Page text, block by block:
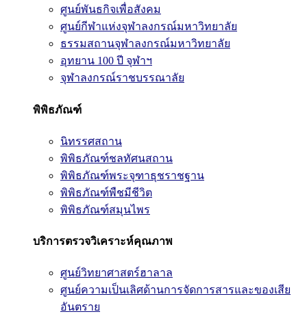
ศูนย์พันธกิจเพื่อสังคม
ศูนย์กีฬาแห่งจุฬาลงกรณ์มหาวิทยาลัย
ธรรมสถานจุฬาลงกรณ์มหาวิทยาลัย
อุทยาน 100 ปี จุฬาฯ
จุฬาลงกรณ์ราชบรรณาลัย
พิพิธภัณฑ์
นิทรรศสถาน
พิพิธภัณฑ์ชลทัศนสถาน
พิพิธภัณฑ์พระจุฑาธุชราชฐาน
พิพิธภัณฑ์พืชมีชีวิต
พิพิธภัณฑ์สมุนไพร
บริการตรวจวิเคราะห์คุณภาพ
ศูนย์วิทยาศาสตร์ฮาลาล
ศูนย์ความเป็นเลิศด้านการจัดการสารและของเสีย
อันตราย